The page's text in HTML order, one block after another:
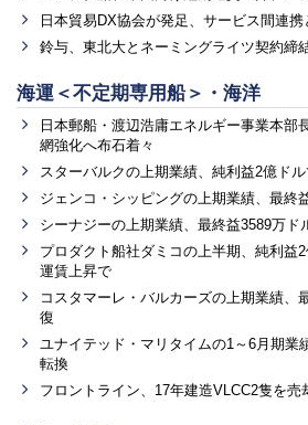
日本貿易DX協会が発足、サービス間連
鈴与、東北大とネーミングライツ契約締
海運＜不定期専用船＞・海洋
日本郵船・渡辺浩庸エネルギー事業本部
網強化へ布石着々
スターバルクの上期業績、純利益2億ド
ジェンコ・シッピングの上期業績、最終
シーナジーの上期業績、最終益3589万ド
プロダクト船社ダミコの上半期、純利益
運賃上昇で
コスタマーレ・バルカーズの上期業績、
復
ユナイテッド・マリタイムの1～6月期業
転換
フロントライン、17年建造VLCC2隻を売